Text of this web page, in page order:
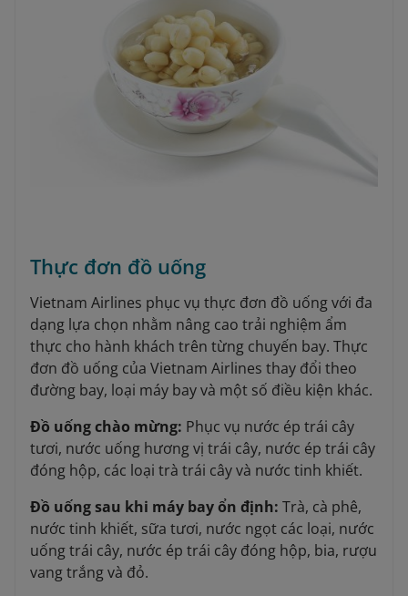
Thực đơn đồ uống
Vietnam Airlines phục vụ thực đơn đồ uống với đa
dạng lựa chọn nhằm nâng cao trải nghiệm ẩm
thực cho hành khách trên từng chuyến bay. Thực
đơn đồ uống của Vietnam Airlines thay đổi theo
đường bay, loại máy bay và một số điều kiện khác.
Đồ uống chào mừng: Phục vụ nước ép trái cây
tươi, nước uống hương vị trái cây, nước ép trái cây
đóng hộp, các loại trà trái cây và nước tinh khiết.
Đồ uống sau khi máy bay ổn định: Trà, cà phê,
nước tinh khiết, sữa tươi, nước ngọt các loại, nước
uống trái cây, nước ép trái cây đóng hộp, bia, rượu
vang trắng và đỏ.